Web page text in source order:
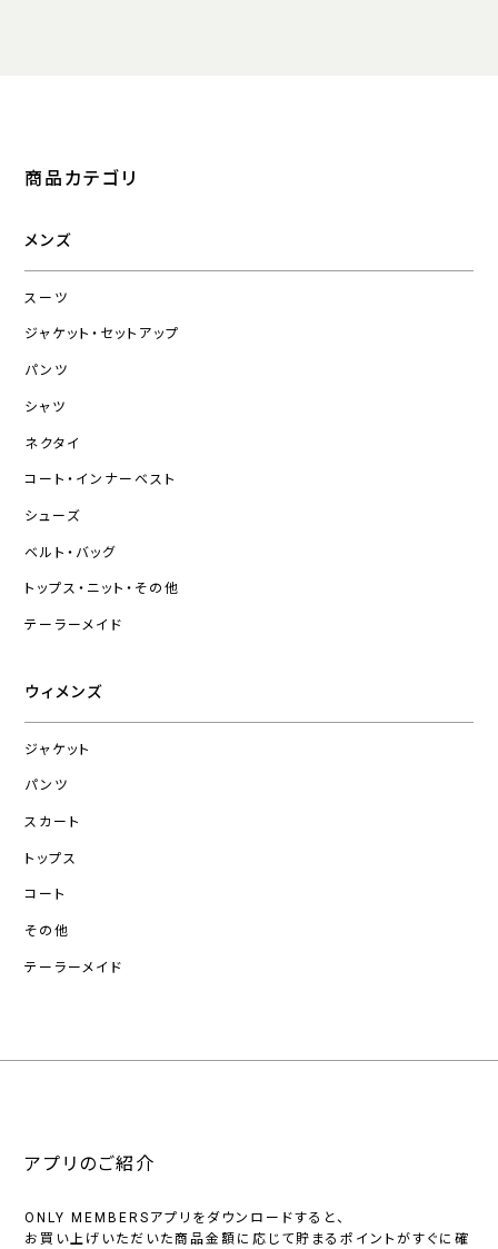
商品カテゴリ
メンズ
スーツ
ジャケット・セットアップ
パンツ
シャツ
ネクタイ
コート・インナーベスト
シューズ
ベルト・バッグ
トップス・ニット・その他
テーラーメイド
ウィメンズ
ジャケット
パンツ
スカート
トップス
コート
その他
テーラーメイド
アプリのご紹介
ONLY MEMBERSアプリをダウンロードすると、
お買い上げいただいた商品金額に応じて貯まるポイントがすぐに確